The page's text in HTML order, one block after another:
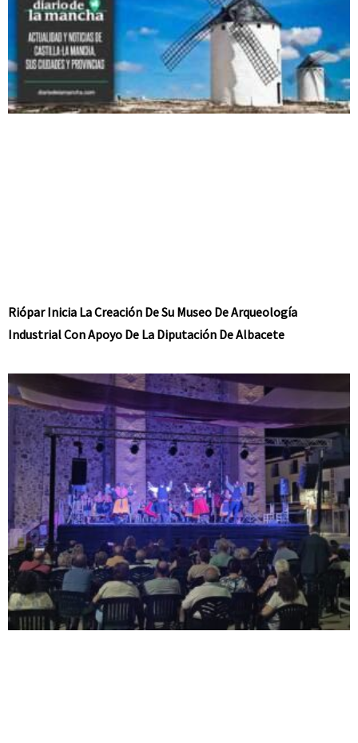
Riópar Inicia La Creación De Su Museo De Arqueología
Industrial Con Apoyo De La Diputación De Albacete